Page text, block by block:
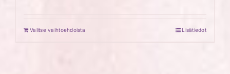
Valitse vaihtoehdoista Lisätiedot